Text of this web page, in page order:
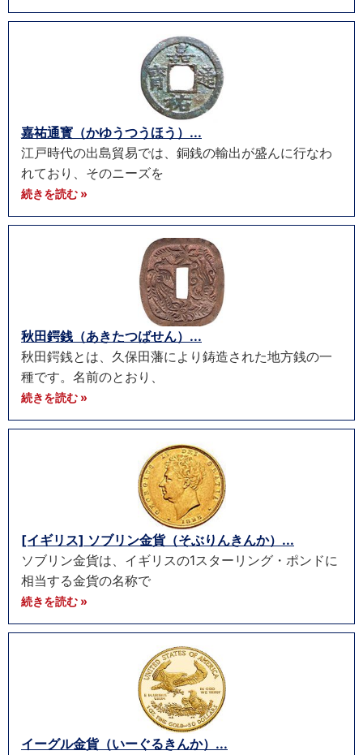
嘉祐通寳（かゆうつうほう）...
江戸時代の出島貿易では、銅銭の輸出が盛んに行なわ
れており、そのニーズを
続きを読む »
秋田鍔銭（あきたつばせん）...
秋田鍔銭とは、久保田藩により鋳造された地方銭の一
種です。名前のとおり、
続きを読む »
[イギリス] ソブリン金貨（そぶりんきんか）...
ソブリン金貨は、イギリスの1スターリング・ポンドに
相当する金貨の名称で
続きを読む »
イーグル金貨（いーぐるきんか）...